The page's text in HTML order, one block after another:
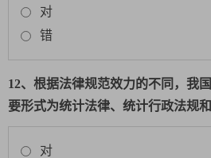
对
错
12、根据法律规范效力的不同，我
要形式为统计法律、统计行政法规
对